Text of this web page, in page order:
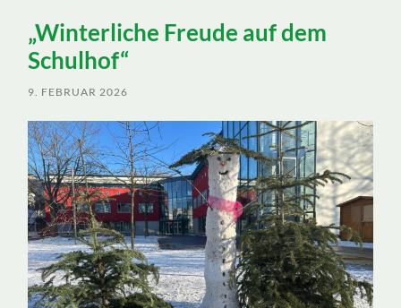
„Winterliche Freude auf dem
Schulhof“
9. FEBRUAR 2026